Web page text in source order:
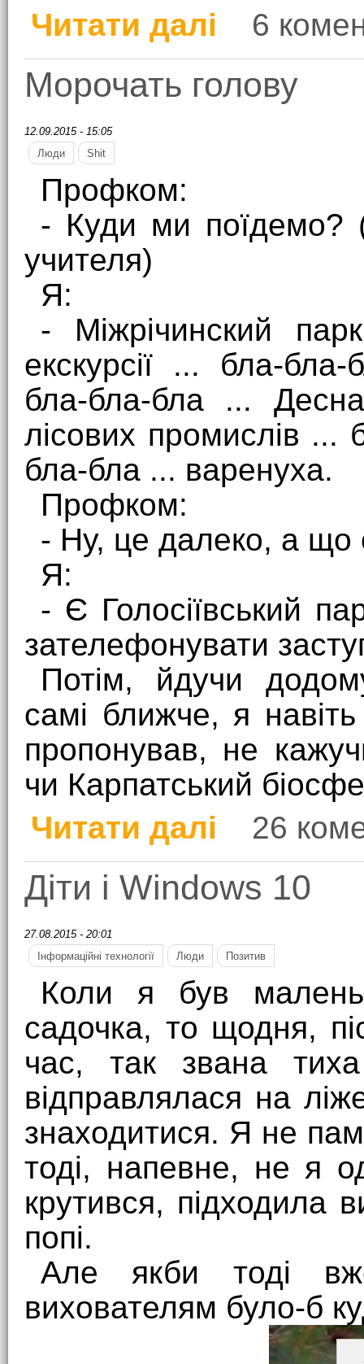
Читати далі
про Сексистам на
6
Морочать голову
12.09.2015 - 15:05
Люди
Shit
Профком:
- Куди ми поїдемо?
учителя)
Я:
- Міжрічинский
екскурсії ... бла-
бла-бла-бла ...
лісових промислів ...
бла-бла ... варенуха.
Профком:
- Ну, це далеко, а що
Я:
- Є Голосіївський
зателефонувати
Потім, йдучи
самі ближче, я
пропонував, не
чи Карпатський
Читати далі
про Морочать голову
26
Діти і Windows 10
27.08.2015 - 20:01
Інформаційні технології
Люди Позитив
Коли я був
садочка, то щодня,
час, так звана
відправлялася на
знаходитися. Я не
тоді, напевне, не я
крутився, підходила
попі.
Але якби тоді
вихователям було-б